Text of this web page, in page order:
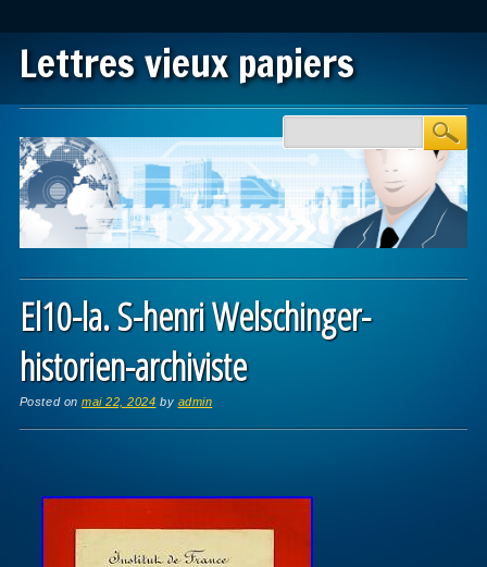
Lettres vieux papiers
Main menu
El10-la. S-henri Welschinger-
historien-archiviste
Posted onmai 22, 2024 by admin